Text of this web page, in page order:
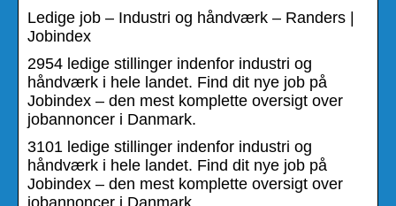
Ledige job – Industri og håndværk – Randers |
Jobindex
2954 ledige stillinger indenfor industri og
håndværk i hele landet. Find dit nye job på
Jobindex – den mest komplette oversigt over
jobannoncer i Danmark.
3101 ledige stillinger indenfor industri og
håndværk i hele landet. Find dit nye job på
Jobindex – den mest komplette oversigt over
jobannoncer i Danmark.